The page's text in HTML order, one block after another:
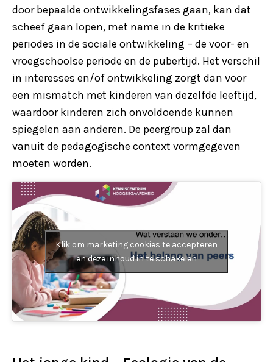
door bepaalde ontwikkelingsfases gaan, kan dat
scheef gaan lopen, met name in de kritieke
periodes in de sociale ontwikkeling – de voor- en
vroegschoolse periode en de pubertijd. Het verschil
in interesses en/of ontwikkeling zorgt dan voor
een mismatch met kinderen van dezelfde leeftijd,
waardoor kinderen zich onvoldoende kunnen
spiegelen aan anderen. De peergroup zal dan
vanuit de pedagogische context vormgegeven
moeten worden.
Klik om marketing cookies te accepteren
en deze inhoud in te schakelen